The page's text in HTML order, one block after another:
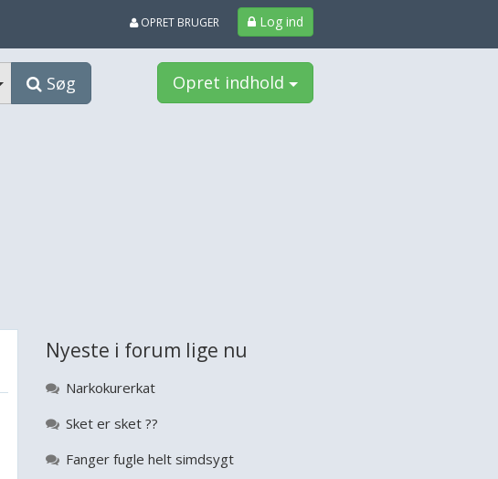
Log ind
OPRET BRUGER
Søg Opret indhold
Nyeste i forum lige nu
Narkokurerkat
Sket er sket ??
Fanger fugle helt simdsygt